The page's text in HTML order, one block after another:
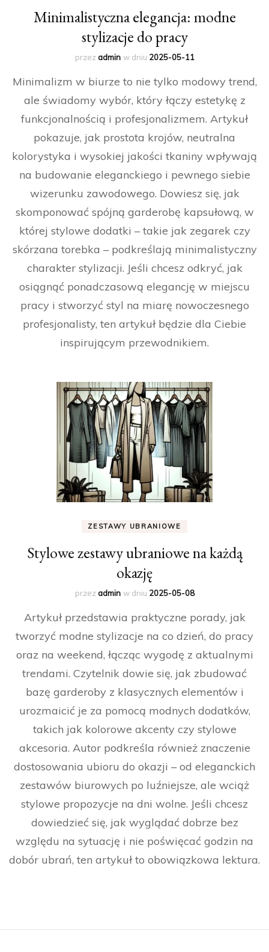
Minimalistyczna elegancja: modne
stylizacje do pracy
przezadmin w dniu 2025-05-11
Minimalizm w biurze to nie tylko modowy trend,
ale świadomy wybór, który łączy estetykę z
funkcjonalnością i profesjonalizmem. Artykuł
pokazuje, jak prostota krojów, neutralna
kolorystyka i wysokiej jakości tkaniny wpływają
na budowanie eleganckiego i pewnego siebie
wizerunku zawodowego. Dowiesz się, jak
skomponować spójną garderobę kapsułową, w
której stylowe dodatki – takie jak zegarek czy
skórzana torebka – podkreślają minimalistyczny
charakter stylizacji. Jeśli chcesz odkryć, jak
osiągnąć ponadczasową elegancję w miejscu
pracy i stworzyć styl na miarę nowoczesnego
profesjonalisty, ten artykuł będzie dla Ciebie
inspirującym przewodnikiem.
ZESTAWY UBRANIOWE
Stylowe zestawy ubraniowe na każdą
okazję
przezadmin w dniu 2025-05-08
Artykuł przedstawia praktyczne porady, jak
tworzyć modne stylizacje na co dzień, do pracy
oraz na weekend, łącząc wygodę z aktualnymi
trendami. Czytelnik dowie się, jak zbudować
bazę garderoby z klasycznych elementów i
urozmaicić je za pomocą modnych dodatków,
takich jak kolorowe akcenty czy stylowe
akcesoria. Autor podkreśla również znaczenie
dostosowania ubioru do okazji – od eleganckich
zestawów biurowych po luźniejsze, ale wciąż
stylowe propozycje na dni wolne. Jeśli chcesz
dowiedzieć się, jak wyglądać dobrze bez
względu na sytuację i nie poświęcać godzin na
dobór ubrań, ten artykuł to obowiązkowa lektura.